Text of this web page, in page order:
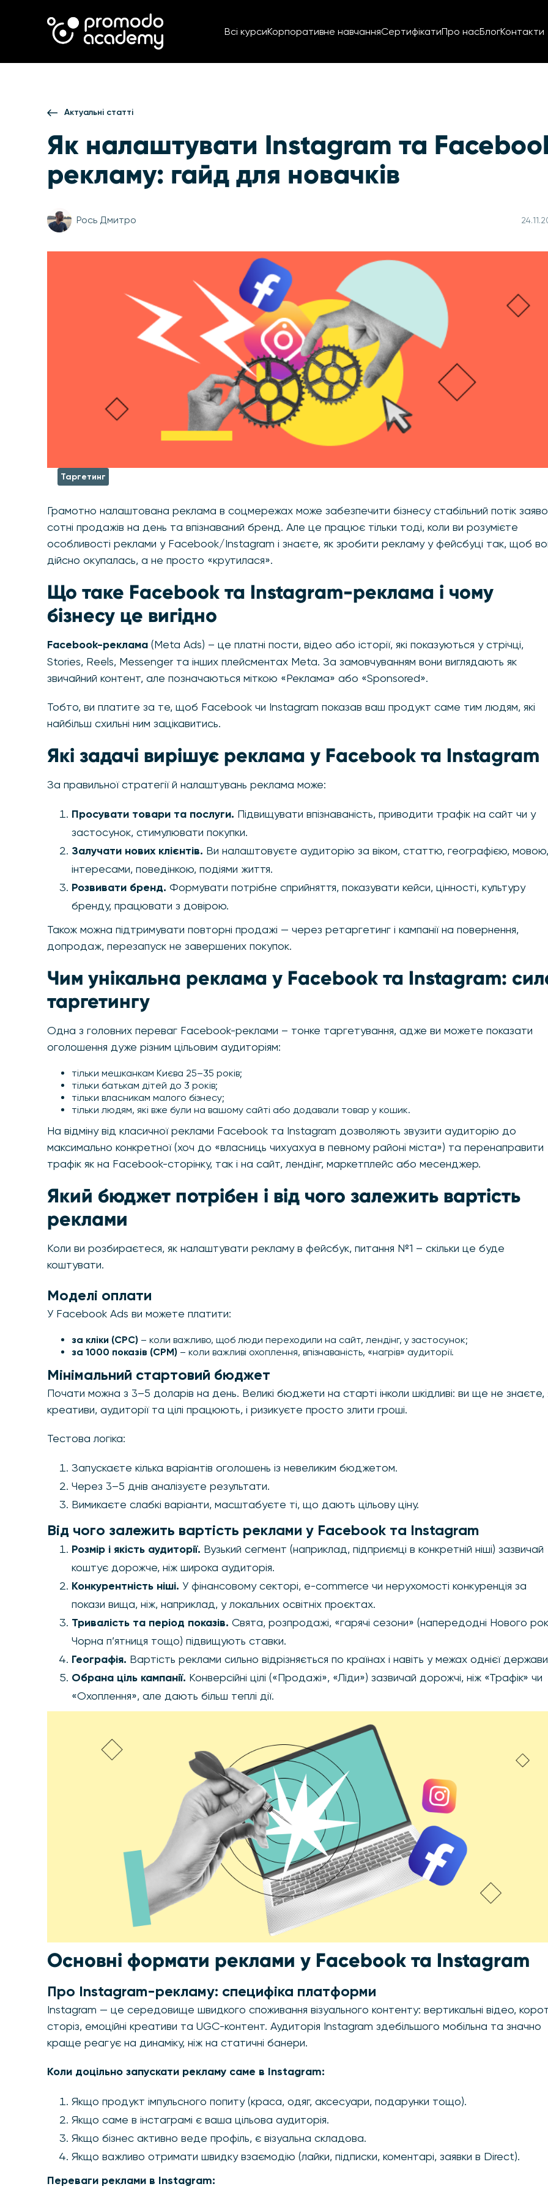
Всі курсиКорпоративне навчанняСертифікатиПро насБлогКонтакти
Актуальні статті
Як налаштувати Instagram та
рекламу: гайд для новачків
Рось Дмитро
Таргетинг
Грамотно налаштована реклама в соцмережах може забезпечити бізнесу стабільний потік
сотні продажів на день та впізнаваний бренд. Але це працює тільки тоді, коли ви розумієте
особливості реклами у Facebook/Instagram і знаєте, як зробити рекламу у фейсбуці так, щоб
дійсно окупалась, а не просто «крутилася».
Що таке Facebook та Instagram-реклама і чому
бізнесу це вигідно
Facebook-реклама (Meta Ads) – це платні пости, відео або історії, які показуються у стрічці,
Stories, Reels, Messenger та інших плейсментах Meta. За замовчуванням вони виглядають як
звичайний контент, але позначаються міткою «Реклама» або «Sponsored».
Тобто, ви платите за те, щоб Facebook чи Instagram показав ваш продукт саме тим людям, які
найбільш схильні ним зацікавитись.
Які задачі вирішує реклама у Facebook та Instagram
За правильної стратегії й налаштувань реклама може:
Просувати товари та послуги. Підвищувати впізнаваність, приводити трафік на сайт чи у
застосунок, стимулювати покупки.
Залучати нових клієнтів. Ви налаштовуєте аудиторію за віком, статтю, географією, мовою,
інтересами, поведінкою, подіями життя.
Розвивати бренд. Формувати потрібне сприйняття, показувати кейси, цінності, культуру
бренду, працювати з довірою.
Також можна підтримувати повторні продажі — через ретаргетинг і кампанії на повернення,
допродаж, перезапуск не завершених покупок.
Чим унікальна реклама у Facebook та Instagram:
таргетингу
Одна з головних переваг Facebook-реклами – тонке таргетування, адже ви можете показати
оголошення дуже різним цільовим аудиторіям:
тільки мешканкам Києва 25–35 років;
тільки батькам дітей до 3 років;
тільки власникам малого бізнесу;
тільки людям, які вже були на вашому сайті або додавали товар у кошик.
На відміну від класичної реклами Facebook та Instagram дозволяють звузити аудиторію до
максимально конкретної (хоч до «власниць чихуахуа в певному районі міста») та перенаправити
трафік як на Facebook-сторінку, так і на сайт, лендінг, маркетплейс або месенджер.
Який бюджет потрібен і від чого залежить вартість
реклами
Коли ви розбираєтеся, як налаштувати рекламу в фейсбук, питання №1 – скільки це буде
коштувати.
Моделі оплати
У Facebook Ads ви можете платити:
за кліки (CPC) – коли важливо, щоб люди переходили на сайт, лендінг, у застосунок;
за 1000 показів (CPM) – коли важливі охоплення, впізнаваність, «нагрів» аудиторії.
Мінімальний стартовий бюджет
Почати можна з 3–5 доларів на день. Великі бюджети на старті інколи шкідливі: ви ще не знаєте,
креативи, аудиторії та цілі працюють, і ризикуєте просто злити гроші.
Тестова логіка:
Запускаєте кілька варіантів оголошень із невеликим бюджетом.
Через 3–5 днів аналізуєте результати.
Вимикаєте слабкі варіанти, масштабуєте ті, що дають цільову ціну.
Від чого залежить вартість реклами у Facebook та Instagram
Розмір і якість аудиторії. Вузький сегмент (наприклад, підприємці в конкретній ніші) зазвичай
коштує дорожче, ніж широка аудиторія.
Конкурентність ніші. У фінансовому секторі, e-commerce чи нерухомості конкуренція за
покази вища, ніж, наприклад, у локальних освітніх проєктах.
Тривалість та період показів. Свята, розпродажі, «гарячі сезони» (напередодні Нового
Чорна п’ятниця тощо) підвищують ставки.
Географія. Вартість реклами сильно відрізняється по країнах і навіть у межах однієї
Обрана ціль кампанії. Конверсійні цілі («Продажі», «Ліди») зазвичай дорожчі, ніж «Трафік» чи
«Охоплення», але дають більш теплі дії.
Основні формати реклами у Facebook та Instagram
Про Instagram-рекламу: специфіка платформи
Instagram — це середовище швидкого споживання візуального контенту: вертикальні відео,
сторіз, емоційні креативи та UGC-контент. Аудиторія Instagram здебільшого мобільна та значно
краще реагує на динаміку, ніж на статичні банери.
Коли доцільно запускати рекламу саме в Instagram:
Якщо продукт імпульсного попиту (краса, одяг, аксесуари, подарунки тощо).
Якщо саме в інстаграмі є ваша цільова аудиторія.
Якщо бізнес активно веде профіль, є візуальна складова.
Якщо важливо отримати швидку взаємодію (лайки, підписки, коментарі, заявки в Direct).
Переваги реклами в Instagram: